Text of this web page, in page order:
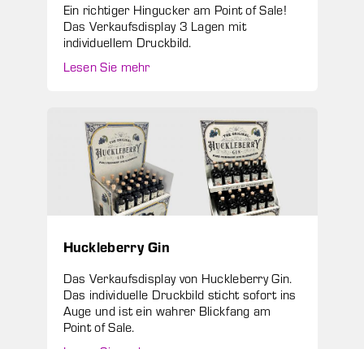
Ein richtiger Hingucker am Point of Sale!
Das Verkaufsdisplay 3 Lagen mit
individuellem Druckbild.
Lesen Sie mehr
Huckleberry Gin
Das Verkaufsdisplay von Huckleberry Gin.
Das individuelle Druckbild sticht sofort ins
Auge und ist ein wahrer Blickfang am
Point of Sale.